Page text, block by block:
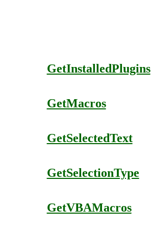
GetInstalledPlugins
GetMacros
GetSelectedText
GetSelectionType
GetVBAMacros